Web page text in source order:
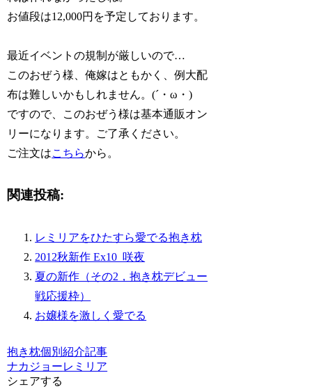
お値段は12,000円を予定しております。
最近イベントの規制が厳しいので…
このおぜう様、俺嫁はともかく、例大配
布は難しいかもしれません。(´・ω・)
ですので、このおぜう様は基本通販オン
リーになります。ご了承ください。
ご注文はこちらから。
関連投稿:
レミリアをひたすら愛でる抱き枕
2012秋新作 Ex10_咲夜
夏の新作（その2，抱き枕デビュー
戦応援枠）
お嬢様を激しく愛でる
抱き枕個別紹介記事
ナカジョーレミリア
シェアする